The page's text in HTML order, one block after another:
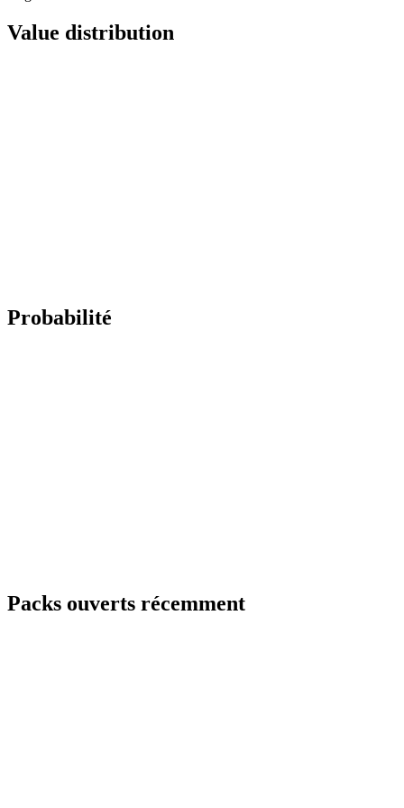
Value distribution
Probabilité
Packs ouverts récemment